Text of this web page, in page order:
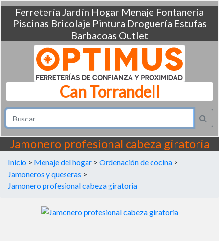
Ferretería Jardín Hogar Menaje Fontanería
Piscinas Bricolaje Pintura Droguería Estufas
Barbacoas Outlet
Can Torrandell
Jamonero profesional cabeza giratoria
Inicio > Menaje del hogar > Ordenación de cocina >
Jamoneros y queseras >
Jamonero profesional cabeza giratoria